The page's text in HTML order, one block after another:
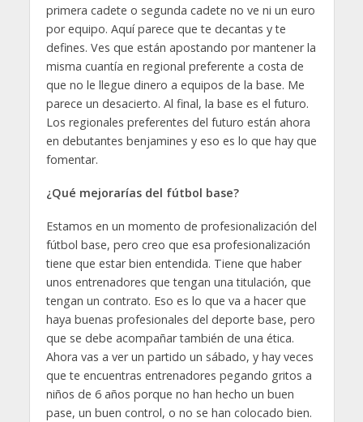
primera cadete o segunda cadete no ve ni un euro
por equipo. Aquí parece que te decantas y te
defines. Ves que están apostando por mantener la
misma cuantía en regional preferente a costa de
que no le llegue dinero a equipos de la base. Me
parece un desacierto. Al final, la base es el futuro.
Los regionales preferentes del futuro están ahora
en debutantes benjamines y eso es lo que hay que
fomentar.
¿Qué mejorarías del fútbol base?
Estamos en un momento de profesionalización del
fútbol base, pero creo que esa profesionalización
tiene que estar bien entendida. Tiene que haber
unos entrenadores que tengan una titulación, que
tengan un contrato. Eso es lo que va a hacer que
haya buenas profesionales del deporte base, pero
que se debe acompañar también de una ética.
Ahora vas a ver un partido un sábado, y hay veces
que te encuentras entrenadores pegando gritos a
niños de 6 años porque no han hecho un buen
pase, un buen control, o no se han colocado bien.